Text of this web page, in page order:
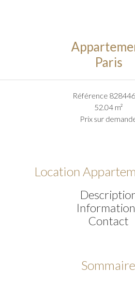
Paris
Référence
52.04m²
Prix sur
Location
Contact
Sommaire